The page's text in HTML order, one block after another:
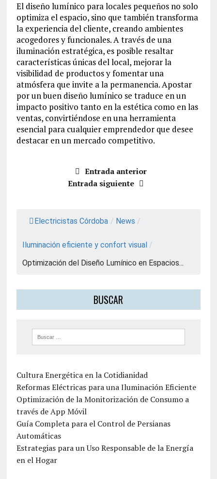
El diseño lumínico para locales pequeños no solo
optimiza el espacio, sino que también transforma
la experiencia del cliente, creando ambientes
acogedores y funcionales. A través de una
iluminación estratégica, es posible resaltar
características únicas del local, mejorar la
visibilidad de productos y fomentar una
atmósfera que invite a la permanencia. Apostar
por un buen diseño lumínico se traduce en un
impacto positivo tanto en la estética como en las
ventas, convirtiéndose en una herramienta
esencial para cualquier emprendedor que desee
destacar en un mercado competitivo.
Entrada anterior
Entrada siguiente
Electricistas Córdoba / News /
Iluminación eficiente y confort visual /
Optimización del Diseño Lumínico en Espacios...
BUSCAR
Cultura Energética en la Cotidianidad
Reformas Eléctricas para una Iluminación Eficiente
Optimización de la Monitorización de Consumo a
través de App Móvil
Guía Completa para el Control de Persianas
Automáticas
Estrategias para un Uso Responsable de la Energía
en el Hogar